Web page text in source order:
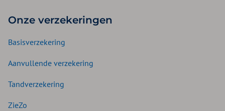
Onze verzekeringen
Basisverzekering
Aanvullende verzekering
Tandverzekering
ZieZo